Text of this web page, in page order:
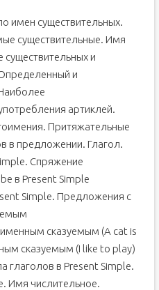
имен существительных.
существительные. Имя
существительных и
и
артиклей.
Притяжательные
в предложении. Глагол.
Спряжение
в Present Simple
Simple. Предложения с
сказуемым (A cat is
сказуемым (I like to play)
глаголов в Present Simple.
Имя числительное.